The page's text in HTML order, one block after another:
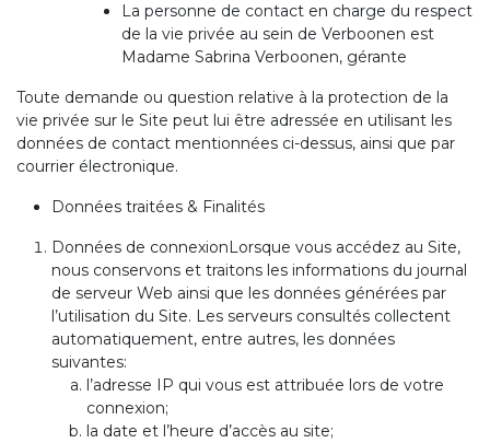
La personne de contact en charge du respect
de la vie privée au sein de Verboonen est
Madame Sabrina Verboonen, gérante
Toute demande ou question relative à la protection de la
vie privée sur le Site peut lui être adressée en utilisant les
données de contact mentionnées ci-dessus, ainsi que par
courrier électronique.
Données traitées & Finalités
Données de connexionLorsque vous accédez au Site,
nous conservons et traitons les informations du journal
de serveur Web ainsi que les données générées par
l’utilisation du Site. Les serveurs consultés collectent
automatiquement, entre autres, les données
suivantes:
l’adresse IP qui vous est attribuée lors de votre
connexion;
la date et l’heure d’accès au site;